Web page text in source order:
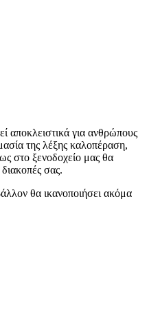
αποκλειστικά για ανθρώπους
της λέξης καλοπέραση,
στο ξενοδοχείο μας θα
σας.
θα ικανοποιήσει ακόμα